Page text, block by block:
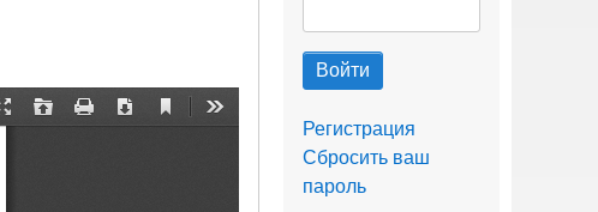
Регистрация
Сбросить ваш
пароль